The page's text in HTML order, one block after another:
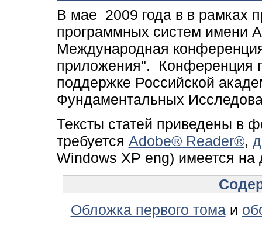
В мае 2009 года в в рамках
программных систем имени
Международная
приложения". Конференция
поддержке Российской
Фундаментальных
Тексты статей приведены в
требуется Adobe® Reader®,
Windows XP eng) имеется на
Обложка первого томаи